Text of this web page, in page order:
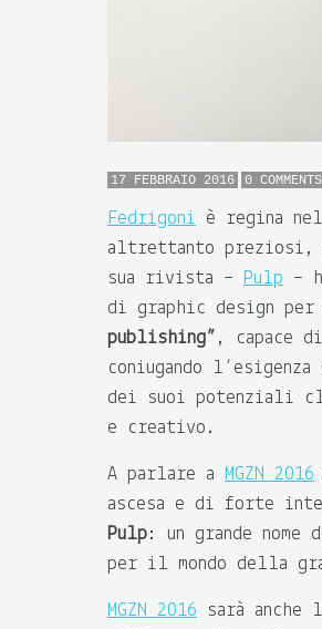
17 FEBBRAIO 2016 0 COMMENTS
Fedrigoni è regina
altrettanto preziosi,
sua rivista –
Pulp –
di graphic design
publishing” , capace
coniugando
dei suoi potenziali
e creativo.
A parlare a MGZN 2016
ascesa e di forte
Pulp: un grande
per il mondo della
MGZN 2016 sarà anche